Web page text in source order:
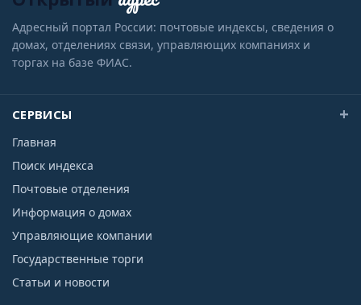
Адресный портал России: почтовые индексы, сведения о
домах, отделениях связи, управляющих компаниях и
торгах на базе ФИАС.
СЕРВИСЫ
Главная
Поиск индекса
Почтовые отделения
Информация о домах
Управляющие компании
Государственные торги
Статьи и новости